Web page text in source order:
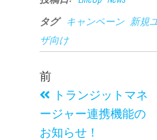
bo
ok
er ail
タグ キャンペーン 新規
ザ向け
前
トランジットマネ
ージャー連携機能の
お知らせ！